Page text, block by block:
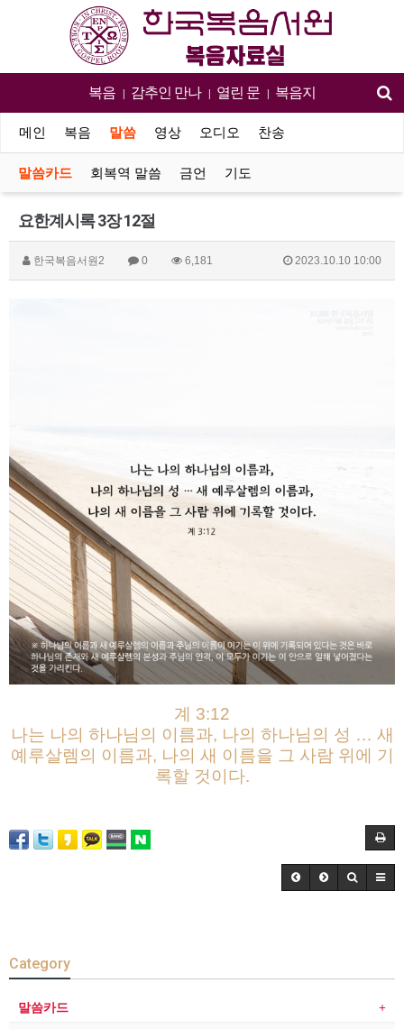
복음 | 감추인 만나 | 열린 문 | 복음지
메인 복음 말씀 영상 오디오 찬송
말씀카드 회복역 말씀 금언 기도
요한계시록 3장 12절
한국복음서원2 0 6,181 2023.10.10 10:00
계 3:12
나는 나의 하나님의 이름과, 나의 하나님의 성 … 새
예루살렘의 이름과, 나의 새 이름을 그 사람 위에 기
록할 것이다.
Category
말씀카드